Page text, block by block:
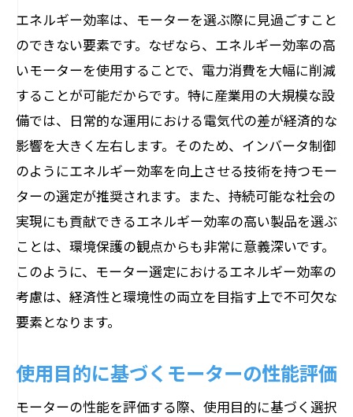
エネルギー効率は、モーターを選ぶ際に見過ごすこと
のできない要素です。なぜなら、エネルギー効率の高
いモーターを使用することで、電力消費を大幅に削減
することが可能だからです。特に産業用の大規模な設
備では、日常的な運用における電気代の差が経済的な
影響を大きく左右します。そのため、インバータ制御
のようにエネルギー効率を向上させる技術を持つモー
ターの選定が推奨されます。また、持続可能な社会の
実現にも貢献できるエネルギー効率の高い製品を選ぶ
ことは、環境保護の観点からも非常に意義深いです。
このように、モーター選定におけるエネルギー効率の
考慮は、経済性と環境性の両立を目指す上で不可欠な
要素となります。
使用目的に基づくモーターの性能評価
モーターの性能を評価する際、使用目的に基づく選択